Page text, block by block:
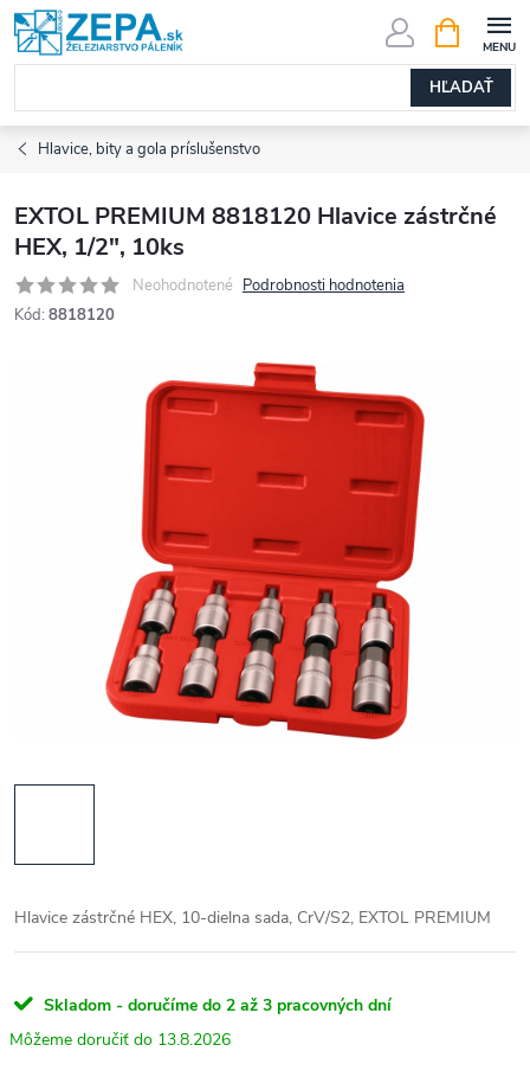
Prejsť
na
obsah
HĽADAŤ
KOŠÍK
Hlavice, bity a gola príslušenstvo
EXTOL PREMIUM 8818120 Hlavice zástrčné
HEX, 1/2", 10ks
Neohodnotené Podrobnosti hodnotenia
Kód: 8818120
Hlavice zástrčné HEX, 10-dielna sada, CrV/S2, EXTOL PREMIUM
Skladom - doručíme do 2 až 3 pracovných dní
13.8.2026